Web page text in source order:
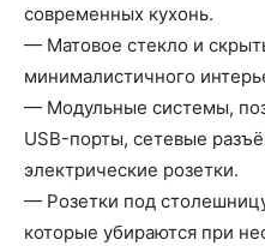
современных кухонь.
— Матовое стекло и
минималистичного
— Модульные системы,
USB-порты, сетевые
электрические розетки.
— Розетки под
которые убираются при